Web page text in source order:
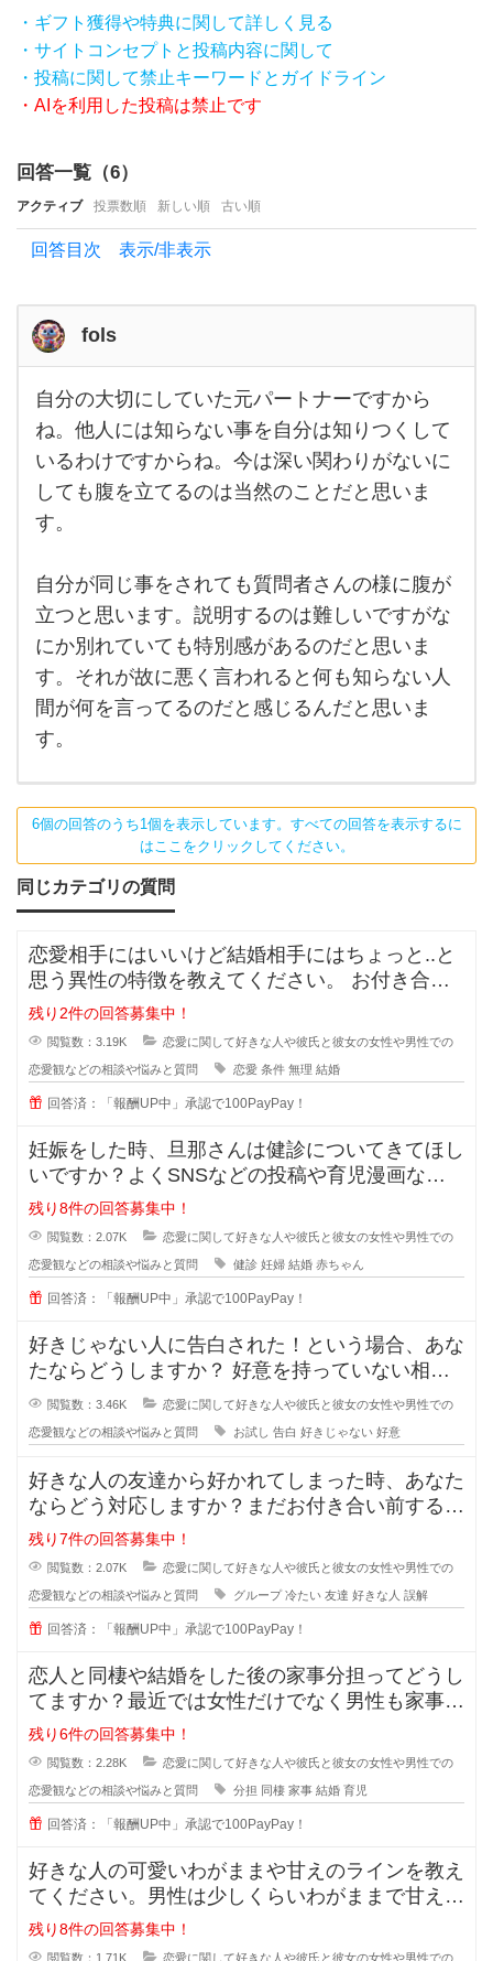
ト
ナー
に対
て悪
く言
わ
る
と
な
ん
か
イ
ラ
ッ
と
す
る経
・ギフト獲得や特典に関して詳しく見る
・サイトコンセプトと投稿内容に関して
・投稿に関して禁止キーワードとガイドライン
・AIを利用した投稿は禁止です
回答一覧（6）
アクティブ 投票数順 新しい順 古い順
回答目次 表示/非表示
fols
自分
の大
切に
して
いた
元パ
ート
ナー
ね。
他人
には
知ら
ない
事を
自分
は
自分の大切にしていた元パートナーですから
ね。他人には知らない事を自分は知りつくして
いるわけですからね。今は深い関わりがないに
しても腹を立てるのは当然のことだと思いま
す。
自分が同じ事をされても質問者さんの様に腹が
立つと思います。説明するのは難しいですがな
にか別れていても特別感があるのだと思いま
す。それが故に悪く言われると何も知らない人
間が何を言ってるのだと感じるんだと思いま
す。
6個の回答のうち1個を表示しています。すべての回答を表示するに
はここをクリックしてください。
同じカテゴリの質問
恋愛相手にはいいけど結婚相手にはちょっと..と
思う異性の特徴を教えてください。 お付き合い
をしている間に相手のいい
残り2件の回答募集中！
閲覧数：3.19K 恋愛に関して好きな人や彼氏と彼女の女性や男性での
恋愛観などの相談や悩みと質問 恋愛 条件 無理 結婚
回答済：「報酬UP中」承認で100PayPay！
妊娠をした時、旦那さんは健診についてきてほし
いですか？よくSNSなどの投稿や育児漫画など
を見ていたりすると、仲の良さそう
残り8件の回答募集中！
閲覧数：2.07K 恋愛に関して好きな人や彼氏と彼女の女性や男性での
恋愛観などの相談や悩みと質問 健診 妊婦 結婚 赤ちゃん
回答済：「報酬UP中」承認で100PayPay！
好きじゃない人に告白された！という場合、あな
たならどうしますか？ 好意を持っていない相手
からの告白、結構戸惑ったり
閲覧数：3.46K 恋愛に関して好きな人や彼氏と彼女の女性や男性での
恋愛観などの相談や悩みと質問 お試し 告白 好きじゃない 好意
好きな人の友達から好かれてしまった時、あなた
ならどう対応しますか？まだお付き合い前する段
階で、2人だとまだぎこちないから
残り7件の回答募集中！
閲覧数：2.07K 恋愛に関して好きな人や彼氏と彼女の女性や男性での
恋愛観などの相談や悩みと質問 グループ 冷たい 友達 好きな人 誤解
回答済：「報酬UP中」承認で100PayPay！
恋人と同棲や結婚をした後の家事分担ってどうし
てますか？最近では女性だけでなく男性も家事を
やろうみたいな風潮がある時代です
残り6件の回答募集中！
閲覧数：2.28K 恋愛に関して好きな人や彼氏と彼女の女性や男性での
恋愛観などの相談や悩みと質問 分担 同棲 家事 結婚 育児
回答済：「報酬UP中」承認で100PayPay！
好きな人の可愛いわがままや甘えのラインを教え
てください。男性は少しくらいわがままで甘えて
くれる女性が好きと言いますが、あ
残り8件の回答募集中！
閲覧数：1.71K 恋愛に関して好きな人や彼氏と彼女の女性や男性での